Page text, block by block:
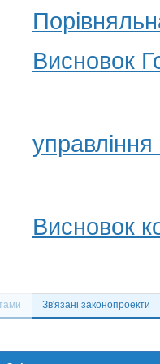
Висновок
Висновок
Зв'язані законопроекти